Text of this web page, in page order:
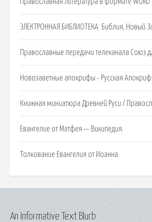
ЭЛЕКТРОННАЯ БИБЛИОТЕКА: Библия, Новый
Православные передачи телеканала Союз
Новозаветные апокрифы - Русская
Книжная миниатюра Древней Руси /
Евангелие от Матфея — Википедия.
Толкование Евангелия от Иоанна.
An Informative Text Blurb